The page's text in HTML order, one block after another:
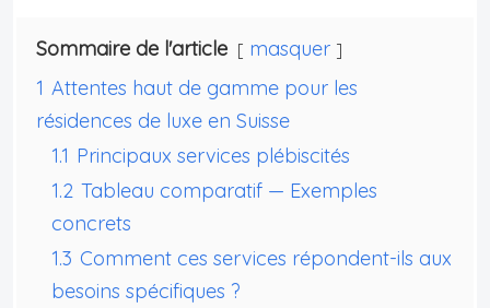
Sommaire de l'article
masquer
1 Attentes haut de gamme pour les
résidences de luxe en Suisse
1.1 Principaux services plébiscités
1.2 Tableau comparatif — Exemples
concrets
1.3 Comment ces services répondent-ils aux
besoins spécifiques ?